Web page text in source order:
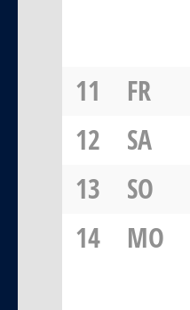
11
FR
12
SA
13
SO
14
MO